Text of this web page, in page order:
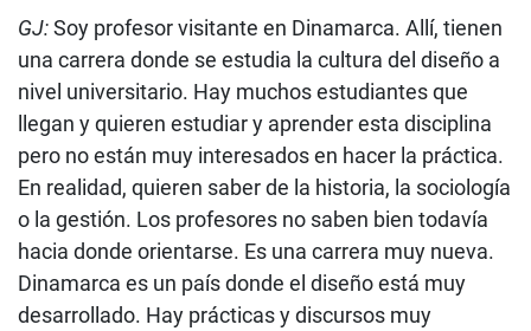
GJ:Soy profesor visitante en Dinamarca. Allí, tienen
una carrera donde se estudia la cultura del diseño a
nivel universitario. Hay muchos estudiantes que
llegan y quieren estudiar y aprender esta disciplina
pero no están muy interesados en hacer la práctica.
En realidad, quieren saber de la historia, la sociología
o la gestión. Los profesores no saben bien todavía
hacia donde orientarse. Es una carrera muy nueva.
Dinamarca es un país donde el diseño está muy
desarrollado. Hay prácticas y discursos muy